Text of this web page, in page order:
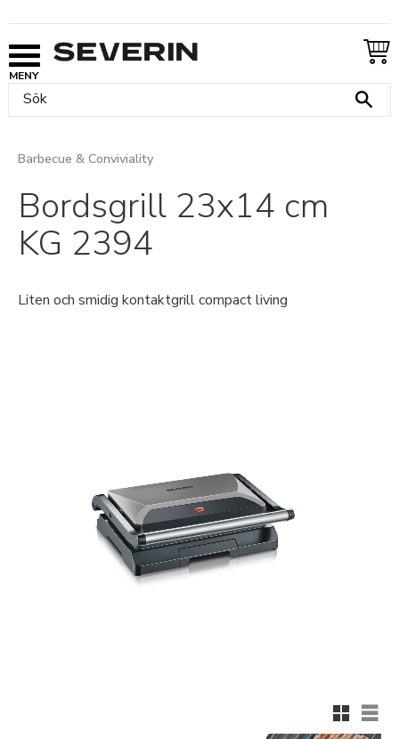
Barbecue & Conviviality
Bordsgrill 23x14 cm
KG 2394
Liten och smidig kontaktgrill compact living